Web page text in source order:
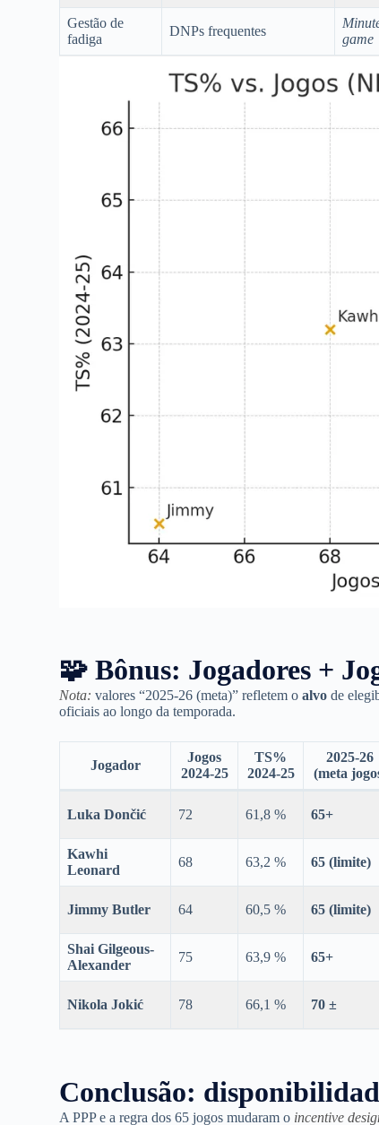
Gestão de
fadiga
DNPs frequentes
game
🧩 Bônus: Jogadores +
Nota: valores “2025-26 (meta)” refletem oalvo de
oficiais ao longo da temporada.
Jogador
Jogos
2024-25
TS%
2024-25
2025-26
(meta
Luka Dončić 72 61,8 % 65+
Kawhi
Leonard
68 63,2 % 65 (limite)
Jimmy Butler 64 60,5 % 65 (limite)
Shai Gilgeous-
Alexander
75 63,9 % 65+
Nikola Jokić 78 66,1 % 70 ±
Conclusão:
A PPP e a regra dos 65 jogos mudaram o incentive